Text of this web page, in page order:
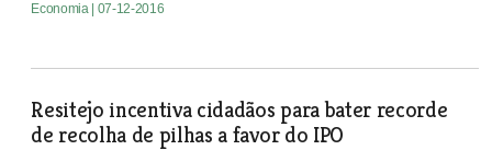
Economia | 07-12-2016
Resitejo incentiva cidadãos para bater recorde
de recolha de pilhas a favor do IPO